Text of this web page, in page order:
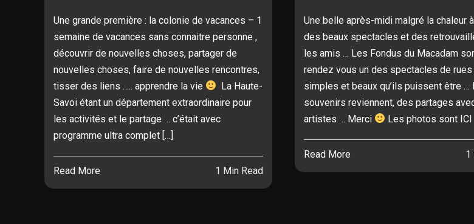
Une grande première : la colonie de vacances – 1
semaine de vacances sans connaitre personne ,
découvrir de nouvelles choses, partager de
nouvelles choses, faire de nouvelles rencontres,
tisser des liens ….. apprendre la vie
La Haute-
Savoi étant un département extraordinaire pour
les activités et le partage … c’était avec
programme ultra complet […]
Read More 1 Min Read
Une belle après-midi malgré la chaleur
des beaux spectacles et des
les amis … Les Fondus du Macadam
rendez vous un des spectacles de
simples et beaux qu’ils puissent être …
souvenirs reviennent, des partages
artistes … Merci
Les photos sont ICI
Read More 1